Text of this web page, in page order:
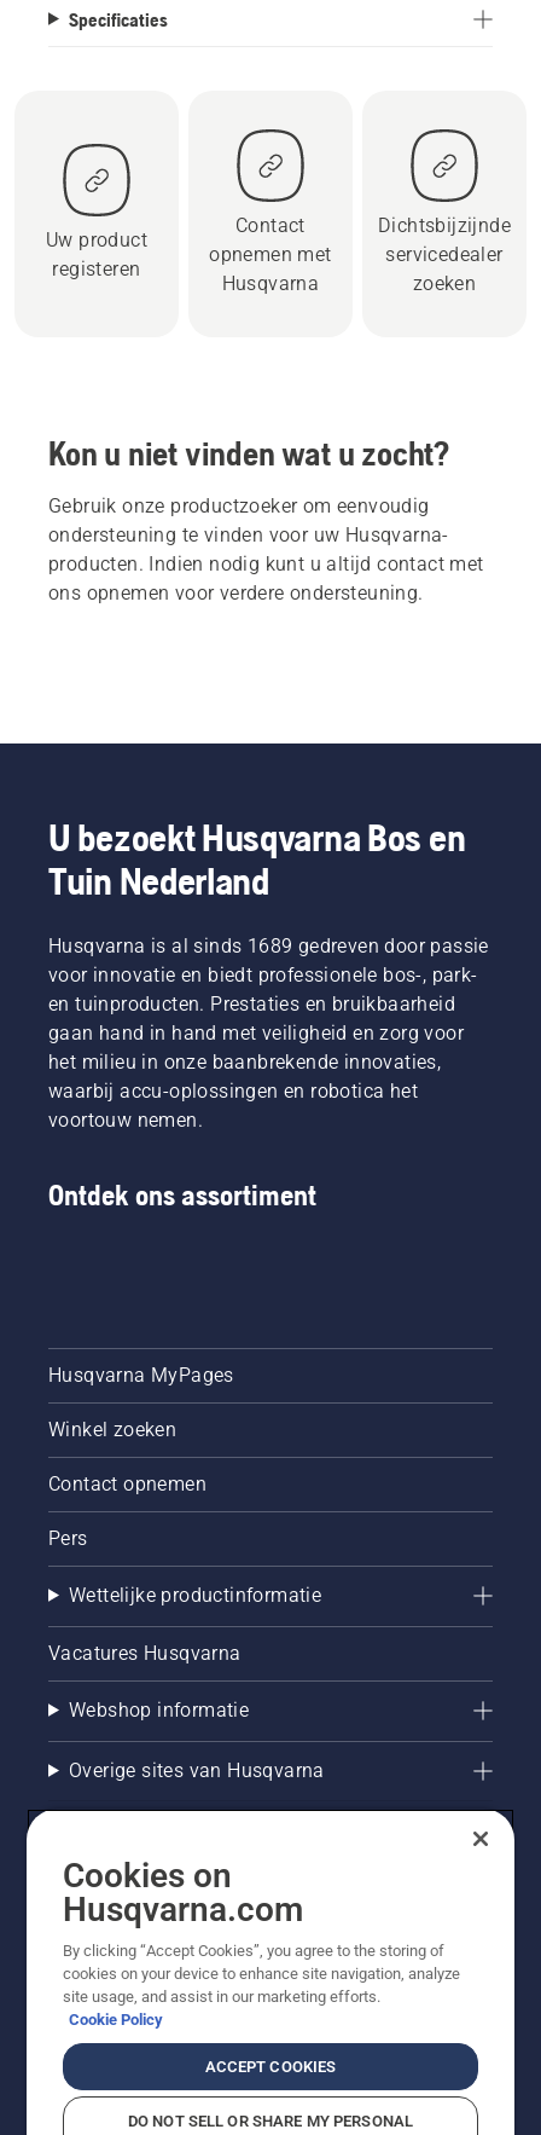
Specificaties
Uw product
registeren
Contact
opnemen met
Husqvarna
Dichtsbijzijnde
servicedealer
zoeken
Kon u niet vinden wat u zocht?
Gebruik onze productzoeker om eenvoudig
ondersteuning te vinden voor uw Husqvarna-
producten. Indien nodig kunt u altijd contact met
ons opnemen voor verdere ondersteuning.
U bezoekt Husqvarna Bos en
Tuin Nederland
Husqvarna is al sinds 1689 gedreven door passie
voor innovatie en biedt professionele bos-, park-
en tuinproducten. Prestaties en bruikbaarheid
gaan hand in hand met veiligheid en zorg voor
het milieu in onze baanbrekende innovaties,
waarbij accu-oplossingen en robotica het
voortouw nemen.
Ontdek ons assortiment
Husqvarna MyPages
Winkel zoeken
Contact opnemen
Pers
Wettelijke productinformatie
Vacatures Husqvarna
Webshop informatie
Overige sites van Husqvarna
© Husqvarna AB (publ). Alle rechten voorbehouden. De
getoonde prijzen zijn consumentenadviesprijzen. Alle
vermelde prijzen zijn adviesverkoopprijzen (incl. BTW),
tenzij het product beschikbaar is voor directe aankoop.
CookiebeleidGebruiksvoorwaarden Privacyverklaring
Cookies on
Husqvarna.com
By clicking “Accept Cookies”, you agree to the storing of
cookies on your device to enhance site navigation, analyze
site usage, and assist in our marketing efforts.
Cookie Policy
ACCEPT COOKIES
DO NOT SELL OR SHARE MY PERSONAL